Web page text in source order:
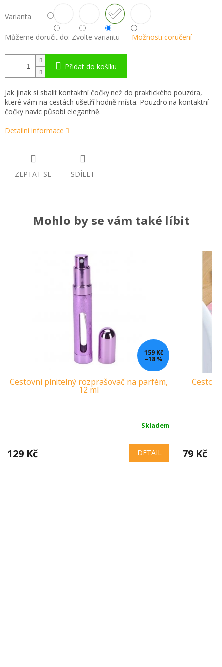
Varianta
Můžeme doručit do: Zvolte variantu Možnosti doručení
Přidat do košíku
Jak jinak si sbalit kontaktní čočky než do praktického pouzdra,
které vám na cestách ušetří hodně místa. Pouzdro na kontaktní
čočky navíc působí elegantně.
Detailní informace
ZEPTAT SE SDÍLET
Mohlo by se vám také líbit
159 Kč
–18 %
Cestovní plnitelný rozprašovač na parfém,
12 ml
Skladem
129 Kč DETAIL 79 Kč